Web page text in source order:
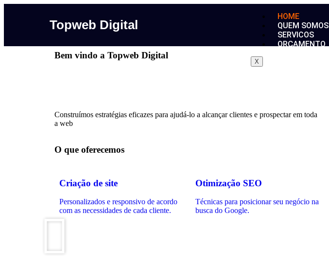
Topweb Digital
HOME
QUEM SOMOS
SERVICOS
ORÇAMENTO
X
Bem vindo a Topweb Digital
Construímos estratégias eficazes para ajudá-lo a alcançar clientes e prospectar em toda
a web
O que oferecemos
Criação de site
Personalizados e responsivo de acordo
com as necessidades de cada cliente.
Otimização SEO
Técnicas para posicionar seu negócio na
busca do Google.